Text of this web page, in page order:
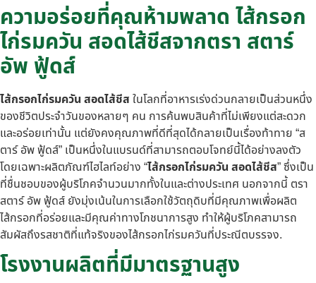
ความอร่อยที่คุณห้ามพลาด ไส้กรอก
ไก่รมควัน สอดไส้ชีสจากตรา สตาร์
อัพ ฟู้ดส์
ไส้กรอกไก่รมควัน สอดไส้ชีส ในโลกที่อาหารเร่งด่วนกลายเป็นส่วนหนึ่ง
ของชีวิตประจำวันของหลายๆ คน การค้นพบสินค้าที่ไม่เพียงแต่สะดวก
และอร่อยเท่านั้น แต่ยังคงคุณภาพที่ดีที่สุดได้กลายเป็นเรื่องท้าทาย “ส
ตาร์ อัพ ฟู้ดส์” เป็นหนึ่งในแบรนด์ที่สามารถตอบโจทย์นี้ได้อย่างลงตัว
โดยเฉพาะผลิตภัณฑ์ไฮไลท์อย่าง “ไส้กรอกไก่รมควัน สอดไส้ชีส” ซึ่งเป็น
ที่ชื่นชอบของผู้บริโภคจำนวนมากทั้งในและต่างประเทศ นอกจากนี้ ตรา
สตาร์ อัพ ฟู้ดส์ ยังมุ่งเน้นในการเลือกใช้วัตถุดิบที่มีคุณภาพเพื่อผลิต
ไส้กรอกที่อร่อยและมีคุณค่าทางโภชนาการสูง ทำให้ผู้บริโภคสามารถ
สัมผัสถึงรสชาติที่แท้จริงของไส้กรอกไก่รมควันที่ประณีตบรรจง.
โรงงานผลิตที่มีมาตรฐานสูง